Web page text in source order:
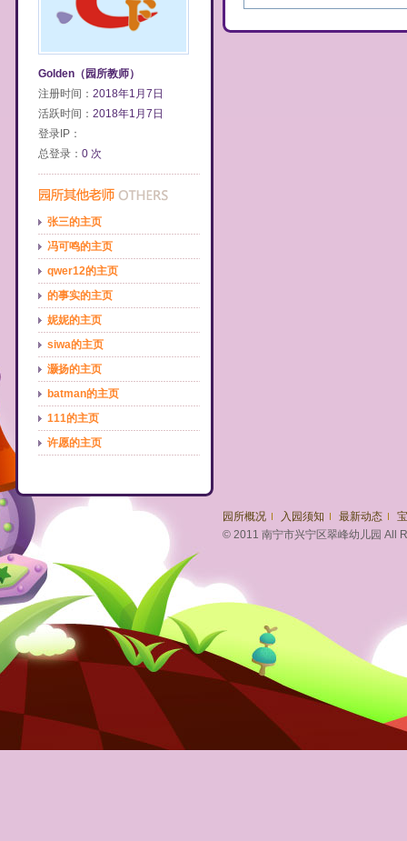
Golden（园所教师）
注册时间： 2018年1月7日
活跃时间： 2018年1月7日
登录IP：
总登录： 0 次
张三的主页
冯可鸣的主页
qwer12的主页
的事实的主页
妮妮的主页
siwa的主页
灏扬的主页
batman的主页
111的主页
许愿的主页
园所概况 入园须知 最新动态
© 2011 南宁市兴宁区翠峰幼儿园 All